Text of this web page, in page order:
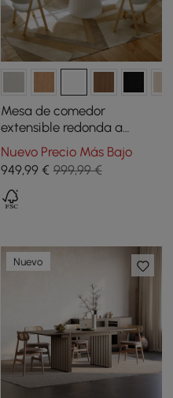
Mesa de comedor
extensible redonda a
ovalada 100 - 140 cm de
madera estilo Japandi -
blanco cálido
Nuevo Precio Más Bajo
949,99€ 999,99 €
Nuevo